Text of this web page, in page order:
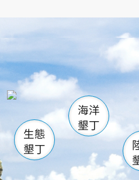
龜山 海生館
恆春
龍鑾潭自
瓊麻館
關山
白砂
生態
墾丁
海洋
墾丁